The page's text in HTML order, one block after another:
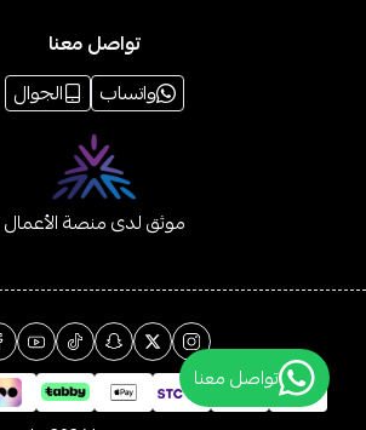
تواصل معنا
واتساب
الجوال
موثق لدى منصة الأعمال
تواصل معنا